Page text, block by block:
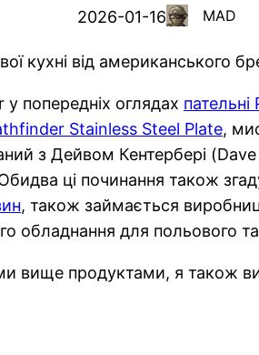
2026-01-16 MAD
кухні від американського
попередніх оглядах
Stainless Steel Plate,
з Дейвом Кентербері
ці починання також
, також займається
обладнання для польового
вище продуктами, я також